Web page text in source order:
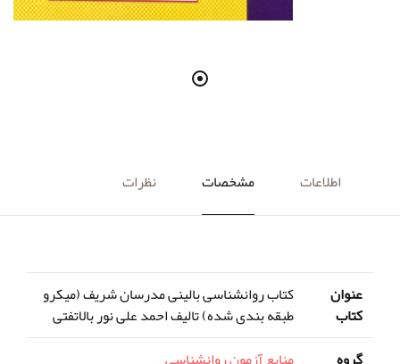
اطلاعات مشخصات نظرات
عنوان
کتاب
کتاب روانشناسی بالینی مدرسان شریف (میکرو
طبقه بندی شده) تالیف احمد علی نور بالاتفتی